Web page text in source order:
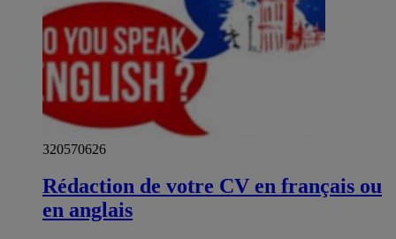
320570626
Rédaction de votre CV en français ou
en anglais